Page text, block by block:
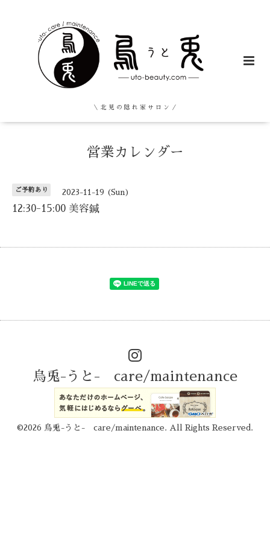
＼ 北 見 の 隠 れ 家 サ ロ ン ／
営業カレンダー
ご予約あり 2023-11-19 (Sun)
12:30-15:00 美容鍼
烏兎-うと- care/maintenance
©2026 烏兎-うと- care/maintenance . All Rights Reserved.